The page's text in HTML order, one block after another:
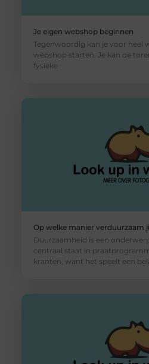
Je eigen webshop beginnen
Tegenwoordig kan je voor heel
webshop starten. Je kan de
fysieke
Op welke manier verduurzaam
Duurzaamheid is een
centraal staat in
kranten, want het speelt een